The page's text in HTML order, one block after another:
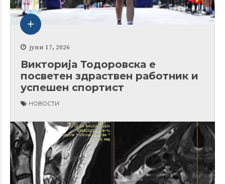
јуни 17, 2026
Викторија Тодоровска е
посветен здраствен работник и
успешен спортист
НОВОСТИ